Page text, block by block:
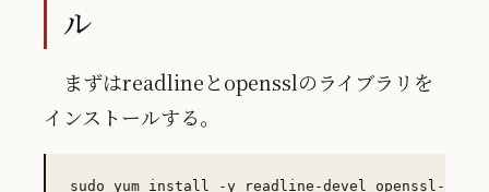
ル
まずはreadlineとopensslのライブラリを
インストールする。